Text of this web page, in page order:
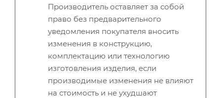
Производитель оставляет за собой
право без предварительного
уведомления покупателя вносить
изменения в конструкцию,
комплектацию или технологию
изготовления изделия, если
производимые изменения не влияют
на стоимость и не ухудшают